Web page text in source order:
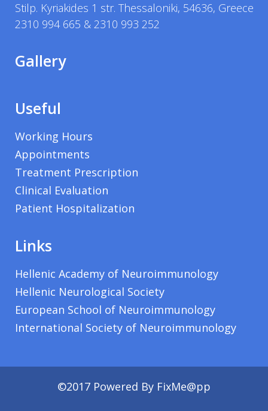
Stilp. Kyriakides 1 str. Thessaloniki, 54636, Greece
2310 994 665 & 2310 993 252
Gallery
Useful
Working Hours
Appointments
Treatment Prescription
Clinical Evaluation
Patient Hospitalization
Links
Hellenic Academy of Neuroimmunology
Hellenic Neurological Society
European School of Neuroimmunology
International Society of Neuroimmunology
©2017 Powered By FixMe@pp